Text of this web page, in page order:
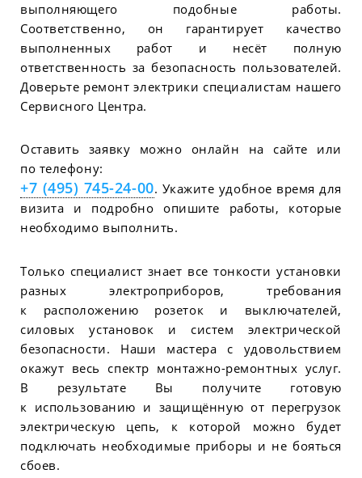
выполняющего подобные работы.
Соответственно, он гарантирует качество
выполненных работ и несёт полную
ответственность за безопасность пользователей.
Доверьте ремонт электрики специалистам нашего
Сервисного Центра.
Оставить заявку можно онлайн на сайте или
по телефону:
+7 (495) 745-24-00. Укажите удобное время для
визита и подробно опишите работы, которые
необходимо выполнить.
Только специалист знает все тонкости установки
разных электроприборов, требования
к расположению розеток и выключателей,
силовых установок и систем электрической
безопасности. Наши мастера с удовольствием
окажут весь спектр монтажно-ремонтных услуг.
В результате Вы получите готовую
к использованию и защищённую от перегрузок
электрическую цепь, к которой можно будет
подключать необходимые приборы и не бояться
сбоев.